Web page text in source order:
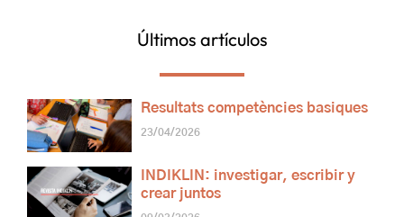
Últimos artículos
Resultats competències basiques
23/04/2026
INDIKLIN: investigar, escribir y
crear juntos